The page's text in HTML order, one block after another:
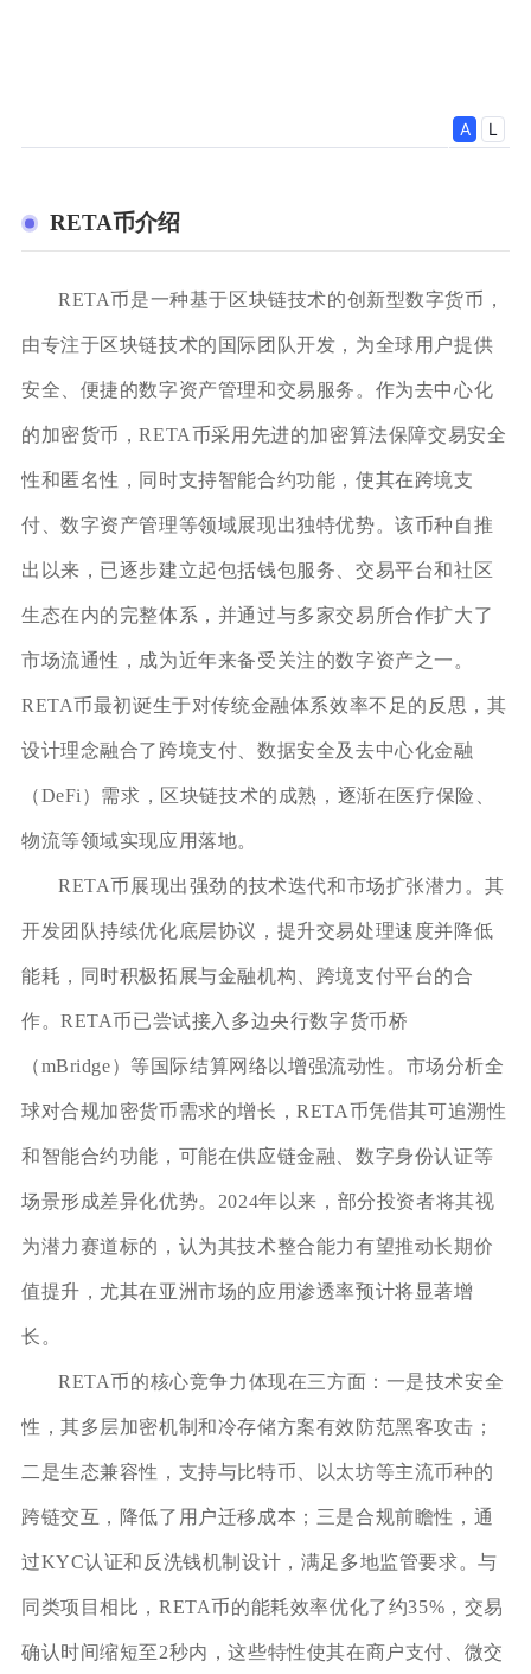
RETA币介绍
RETA币是一种基于区块链技术的创新型数字货币，
由专注于区块链技术的国际团队开发，为全球用户提供
安全、便捷的数字资产管理和交易服务。作为去中心化
的加密货币，RETA币采用先进的加密算法保障交易安全
性和匿名性，同时支持智能合约功能，使其在跨境支
付、数字资产管理等领域展现出独特优势。该币种自推
出以来，已逐步建立起包括钱包服务、交易平台和社区
生态在内的完整体系，并通过与多家交易所合作扩大了
市场流通性，成为近年来备受关注的数字资产之一。
RETA币最初诞生于对传统金融体系效率不足的反思，其
设计理念融合了跨境支付、数据安全及去中心化金融
（DeFi）需求，区块链技术的成熟，逐渐在医疗保险、
物流等领域实现应用落地。
RETA币展现出强劲的技术迭代和市场扩张潜力。其
开发团队持续优化底层协议，提升交易处理速度并降低
能耗，同时积极拓展与金融机构、跨境支付平台的合
作。RETA币已尝试接入多边央行数字货币桥
（mBridge）等国际结算网络以增强流动性。市场分析全
球对合规加密货币需求的增长，RETA币凭借其可追溯性
和智能合约功能，可能在供应链金融、数字身份认证等
场景形成差异化优势。2024年以来，部分投资者将其视
为潜力赛道标的，认为其技术整合能力有望推动长期价
值提升，尤其在亚洲市场的应用渗透率预计将显著增
长。
RETA币的核心竞争力体现在三方面：一是技术安全
性，其多层加密机制和冷存储方案有效防范黑客攻击；
二是生态兼容性，支持与比特币、以太坊等主流币种的
跨链交互，降低了用户迁移成本；三是合规前瞻性，通
过KYC认证和反洗钱机制设计，满足多地监管要求。与
同类项目相比，RETA币的能耗效率优化了约35%，交易
确认时间缩短至2秒内，这些特性使其在商户支付、微交